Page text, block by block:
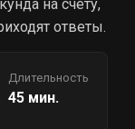
на счету,
ответы.
Длительность
45 мин.